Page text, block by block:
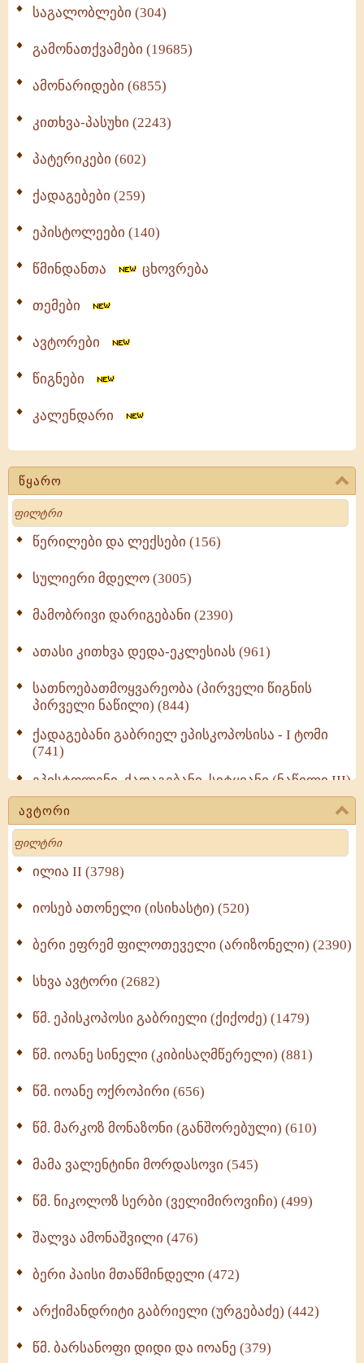
საგალობლები (304)
გამონათქვამები (19685)
ამონარიდები (6855)
კითხვა-პასუხი (2243)
პატერიკები (602)
ქადაგებები (259)
ეპისტოლეები (140)
წმინდანთა ცხოვრება
თემები
ავტორები
წიგნები
კალენდარი
წყარო
Search
წერილები და ლექსები (156)
სულიერი მდელო (3005)
მამობრივი დარიგებანი (2390)
ათასი კითხვა დედა-ეკლესიას (961)
სათნოებათმოყვარეობა (პირველი წიგნის
პირველი ნაწილი) (844)
ქადაგებანი გაბრიელ ეპისკოპოსისა - I ტომი
(741)
ეპისტოლენი, ქადაგებანი, სიტყვანი (ნაწილი III)
(723)
მოძღვრის ძალზე სასარგებლო რჩევები
მრევლისათვის (545)
Wisdomge (514)
ქადაგებანი გაბრიელ ეპისკოპოსისა - II ტომი
სულიერი ცხოვრების სახელმძღვანელო -
ნაწილი II (369)
ავტორი
Search
ილია II (3798)
იოსებ ათონელი (ისიხასტი) (520)
ბერი ეფრემ ფილოთეველი (არიზონელი) (2390)
სხვა ავტორი (2682)
წმ. ეპისკოპოსი გაბრიელი (ქიქოძე) (1479)
წმ. იოანე სინელი (კიბისაღმწერელი) (881)
წმ. იოანე ოქროპირი (656)
წმ. მარკოზ მონაზონი (განშორებული) (610)
მამა ვალენტინი მორდასოვი (545)
წმ. ნიკოლოზ სერბი (ველიმიროვიჩი) (499)
შალვა ამონაშვილი (476)
ბერი პაისი მთაწმინდელი (472)
არქიმანდრიტი გაბრიელი (ურგებაძე) (442)
წმ. ბარსანოფი დიდი და იოანე (379)